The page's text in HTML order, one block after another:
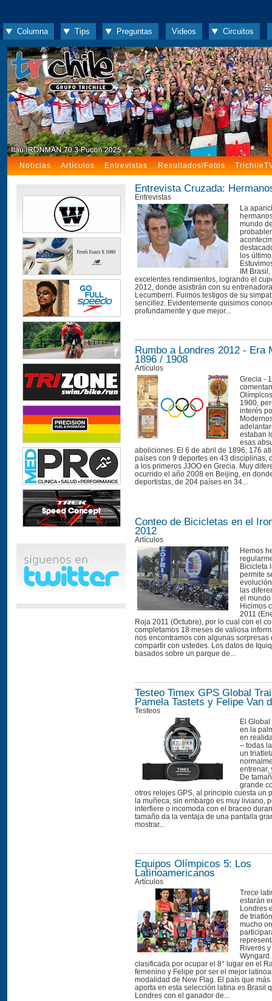
Columna Tips Preguntas Videos Circuitos
Noticias Artículos Entrevistas Resultados/Fotos
Entrevista Cruzada:
Entrevistas
La
mundo
los
IM
excelentes rendimientos, logrando el
2012, donde asistirán con su
Lecumberri. Fuimos testigos de su
sencillez. Evidentemente quisimos
profundamente y que mejor...
Rumbo a Londres 2012 - Era
1896 / 1908
Artículos
Grecia -
1900,
interés
estaban
esas
aboliciones. El 6 de abril de 1896, 176
países con 9 deportes en 43 disciplinas,
a los primeros JJOO en Grecia. Muy
ocurrido el año 2008 en Beijing, en
deportistas, de 204 países en 34...
Conteo de Bicicletas en el
2012
Artículos
Hemos
Bicicleta
permite
las
el
Hicimos
2011
Roja 2011 (Octubre), por lo cual con el
completamos 18 meses de valiosa
nos encontramos con algunas sorpresas
compartir con ustedes. Los datos de
basados sobre un parque de...
Testeo Timex GPS Global
Pamela Tastets y Felipe Van
Testeos
El
en la
en
– todas
un
entrenar,
De
grande
otros relojes GPS, al principio cuesta un
la muñeca, sin embargo es muy liviano,
interfiere o incomoda con el braceo
tamaño da la ventaja de una pantalla
mostrar...
Equipos Olímpicos 5: Los
Latinoamericanos
Artículos
Trece
estarán
Londres
de
mucho
Riveros
clasificada por ocupar el 8° lugar en el
femenino y Felipe por ser el mejor
modalidad de New Flag. El país que
aporta en esta selección latina es Brasil
Londres con el ganador de...